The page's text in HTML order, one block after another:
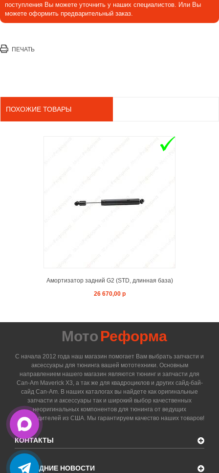
поступления Вы можете уточнить у наших специалистов. Или Вы
можете оформить предварительный заказ.
ПЕЧАТЬ
ПОХОЖИЕ ТОВАРЫ
Амортизатор задний G2 (STD, длинная база)
26 670,00 р
Мото Реформа
С начала 2012 года наш магазин помогает Вам выбрать запчасти и
аксессуары для тюнинга вашей мототехники. Основным
направлением нашего магазин являются тюнинг и запчасти для
Can-Am Maverick X3, а так же для квадроциклов и других сайд-бай-
сайд Can-Am. В наших каталогах вы найдете как оригинальные
запчасти и аксессуары так и широкий выбор качественных
неоригинальных компонентов для тюнинга от ведущих
производителей из США. Мы гарантируем качество наших товаров!
КОНТАКТЫ
ПОСЛЕДНИЕ НОВОСТИ